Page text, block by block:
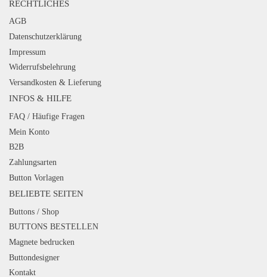
RECHTLICHES
AGB
Datenschutzerklärung
Impressum
Widerrufsbelehrung
Versandkosten & Lieferung
INFOS & HILFE
FAQ / Häufige Fragen
Mein Konto
B2B
Zahlungsarten
Button Vorlagen
BELIEBTE SEITEN
Buttons / Shop
BUTTONS BESTELLEN
Magnete bedrucken
Buttondesigner
Kontakt